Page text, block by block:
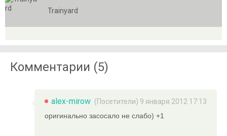
Trainyard
Комментарии (5)
alex-mirow (Посетители) 9 января 2012 17:13
оригинально засосало не слабо) +1